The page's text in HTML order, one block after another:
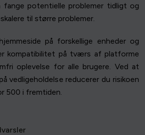
fange potentielle problemer tidligt og
til større problemer.
på forskellige enheder og
kompatibilitet på tværs af platforme
oplevelse for alle brugere. Ved at
vedligeholdelse reducerer du risikoen
500 i fremtiden.